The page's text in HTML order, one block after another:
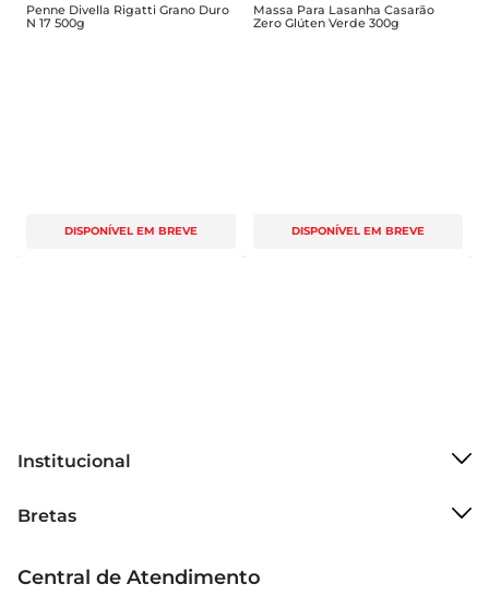
Penne Divella Rigatti Grano Duro
N 17 500g
DISPONÍVEL EM BREVE
Massa Para Lasanha Casarão
Zero Glúten Verde 300g
DISPONÍVEL EM BREVE
Institucional
Grupo Cencosud
Sobre privacidade
Bretas
Produtos Bretas
Central de Atendimento